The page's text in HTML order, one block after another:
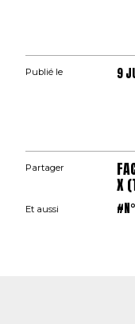
Publié le 9
Partager
X
Et aussi